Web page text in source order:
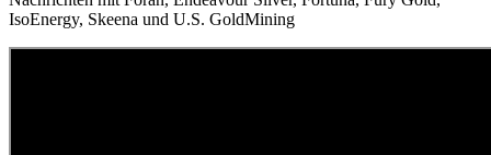
IsoEnergy, Skeena und U.S. GoldMining